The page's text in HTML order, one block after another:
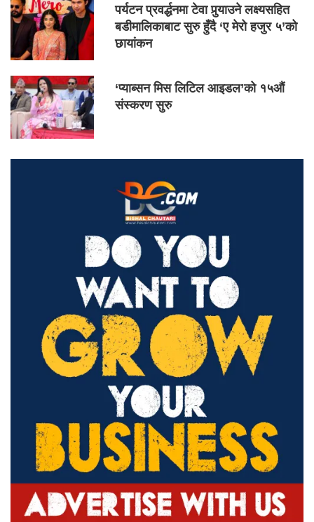
पर्यटन प्रवर्द्धनमा टेवा पुर्‍याउने लक्ष्यसहित
बडीमालिकाबाट सुरु हुँदै ‘ए मेरो हजुर ५’को
छायांकन
‘प्याब्सन मिस लिटिल आइडल’को १५औं
संस्करण सुरु